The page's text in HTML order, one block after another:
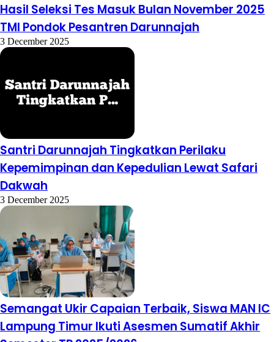
Hasil Seleksi Tes Masuk Bulan November 2025
TMI Pondok Pesantren Darunnajah
3 December 2025
Santri Darunnajah Tingkatkan Perilaku
Kepemimpinan dan Kepedulian Lewat Safari
Dakwah
3 December 2025
Semangat Ukir Capaian Terbaik, Siswa MAN IC
Lampung Timur Ikuti Asesmen Sumatif Akhir